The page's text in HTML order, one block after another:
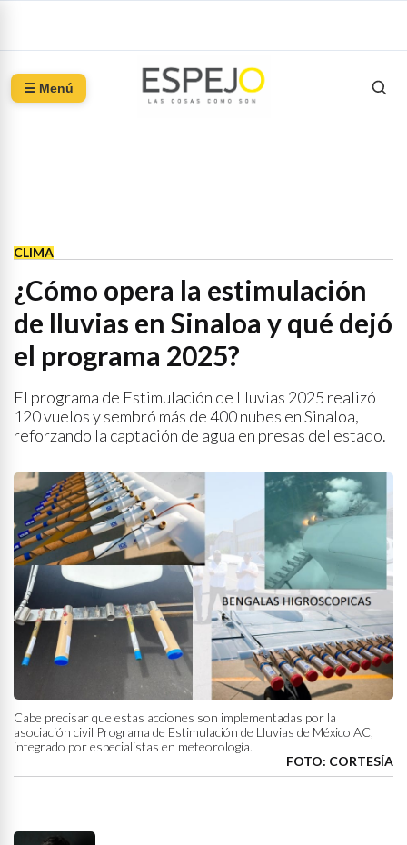
☰ Menú
CLIMA
¿Cómo opera la estimulación
de lluvias en Sinaloa y qué dejó
el programa 2025?
El programa de Estimulación de Lluvias 2025 realizó
120 vuelos y sembró más de 400 nubes en Sinaloa,
reforzando la captación de agua en presas del estado.
Cabe precisar que estas acciones son implementadas por la
asociación civil Programa de Estimulación de Lluvias de México AC,
integrado por especialistas en meteorología.
FOTO: CORTESÍA